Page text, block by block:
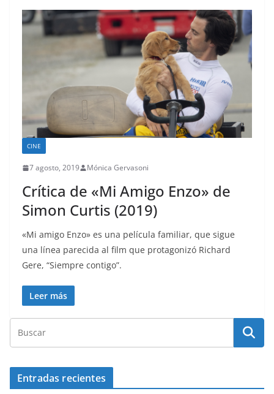
CINE
7 agosto, 2019 Mónica Gervasoni
Crítica de «Mi Amigo Enzo» de
Simon Curtis (2019)
«Mi amigo Enzo» es una película familiar, que sigue
una línea parecida al film que protagonizó Richard
Gere, “Siempre contigo”.
Leer más
Entradas recientes